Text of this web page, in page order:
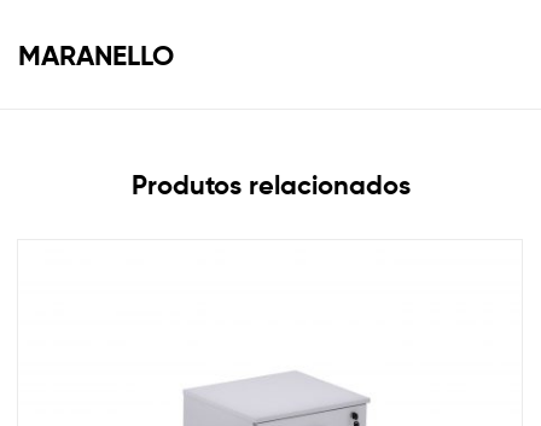
MARANELLO
Produtos relacionados